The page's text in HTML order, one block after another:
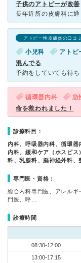
子供のアトピーが改善
アトピー性皮膚炎の口コミ
小児科 アトピ
混んでる
循環器内科 急
命を救われました！
診療科目：
内科、呼吸器内科、循環
内科、緩和ケア（ホスピ
科、乳腺科、脳神経外科
専門医・資格：
総合内科専門医、アレル
門医、呼…
診療時間
08:30-12:00
13:00-17:15